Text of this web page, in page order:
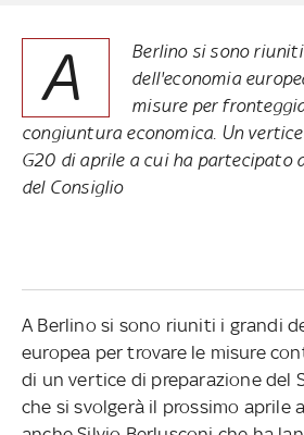
A
Berlino si sono
dell'economia
misure per
congiuntura economica. Un
G20 di aprile a cui ha partecipato
del Consiglio
A Berlino si sono riuniti i grandi
europea per trovare le misure
di un vertice di preparazione del
che si svolgerà il prossimo aprile